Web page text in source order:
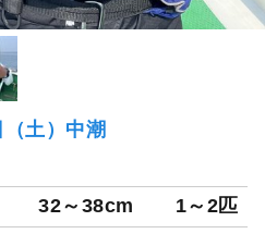
土）中潮
32～38cm 1～2匹